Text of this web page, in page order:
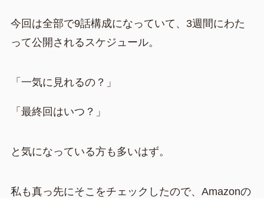
今回は全部で9話構成になっていて、3週間にわた
って公開されるスケジュール。
「一気に見れるの？」
「最終回はいつ？」
と気になっている方も多いはず。
私も真っ先にそこをチェックしたので、Amazonの